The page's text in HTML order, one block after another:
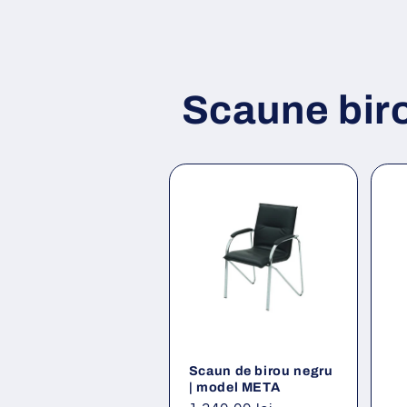
Scaune
Scaun de birou negru
| model META